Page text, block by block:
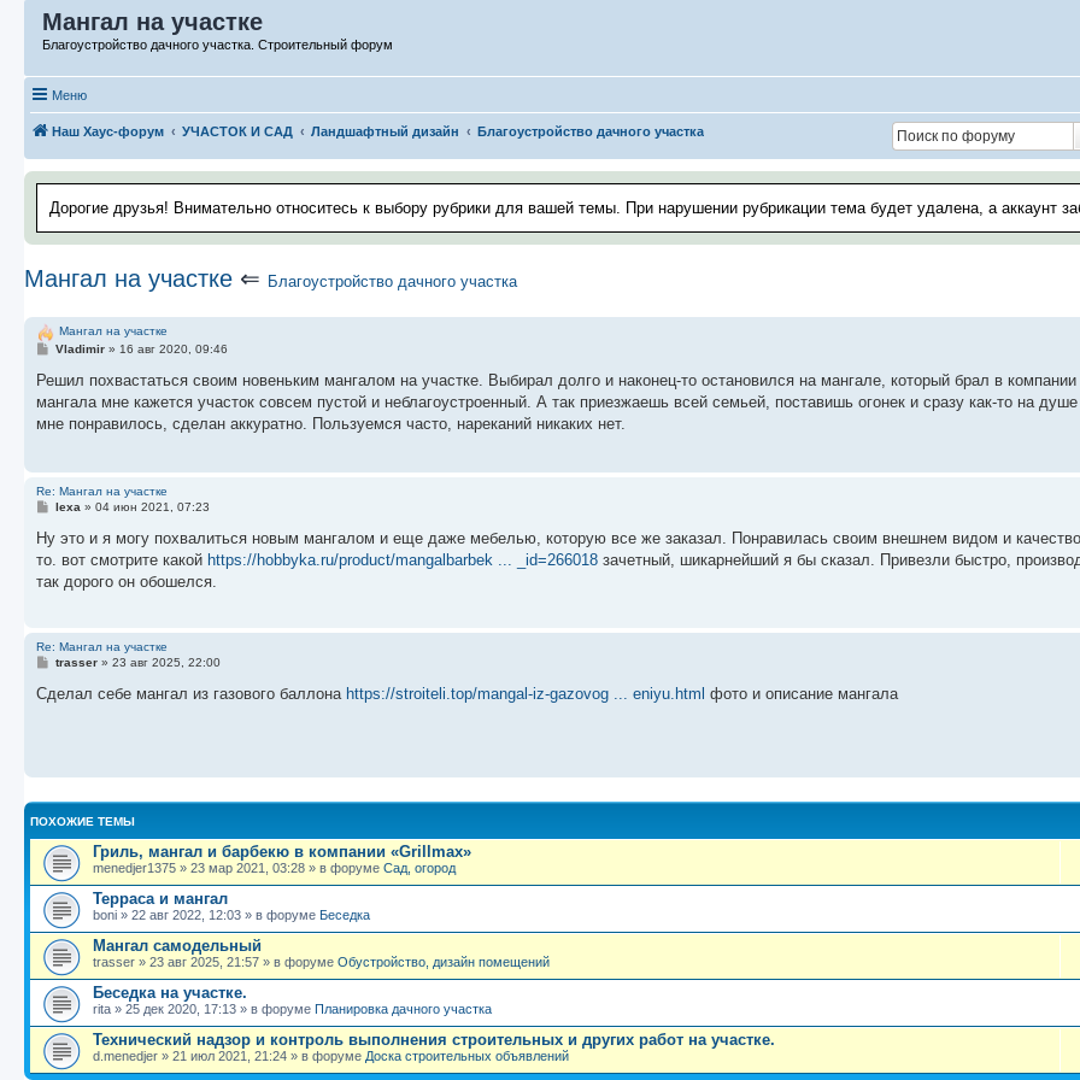
Мангал на участке
Благоустройство дачного участка. Строительный форум
Меню
Наш Хаус-форум УЧАСТОК И САД Ландшафтный дизайн Благоустройство дачного участка
Дорогие друзья! Внимательно относитесь к выбору рубрики для вашей темы. При нарушении рубрикации тема будет удалена, а аккаунт
Мангал на участке ⇐ Благоустройство дачного участка
Мангал на участке
С
о
щ
е
Vladimir» 16 авг 2020, 09:46
Решил похвастаться своим новеньким мангалом на участке. Выбирал долго и наконец-то остановился на мангале, который брал в компании
мангала мне кажется участок совсем пустой и неблагоустроенный. А так приезжаешь всей семьей, поставишь огонек и сразу как-то на
мне понравилось, сделан аккуратно. Пользуемся часто, нареканий никаких нет.
Re: Мангал на участке
С
о
б
щ
е
lexa » 04 июн 2021, 07:23
Ну это и я могу похвалиться новым мангалом и еще даже мебелью, которую все же заказал. Понравилась своим внешнем видом и
то. вот смотрите какой https://hobbyka.ru/product/mangalbarbek ... _id=266018 зачетный, шикарнейший я бы сказал. Привезли быстро,
так дорого он обошелся.
Re: Мангал на участке
С
о
б
е
trasser» 23 авг 2025, 22:00
Сделал себе мангал из газового баллона https://stroiteli.top/mangal-iz-gazovog ... eniyu.html фото и описание мангала
ПОХОЖИЕ ТЕМЫ
Гриль, мангал и барбекю в компании «Grillmax»
menedjer1375 » 23 мар 2021, 03:28 » в форуме Сад, огород
Терраса и мангал
boni » 22 авг 2022, 12:03 » в форуме Беседка
Мангал самодельный
trasser » 23 авг 2025, 21:57 » в форуме Обустройство, дизайн помещений
Беседка на участке.
rita » 25 дек 2020, 17:13 » в форуме Планировка дачного участка
Технический надзор и контроль выполнения строительных и других работ на участке.
d.menedjer » 21 июл 2021, 21:24 » в форуме Доска строительных объявлений